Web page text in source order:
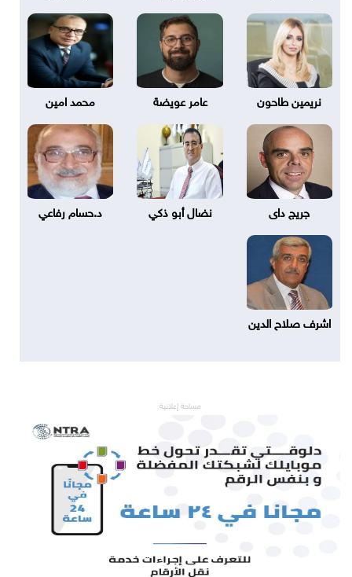
نريمين طاحون عامر عويضة محمد امين
جريج داى نضال أبو ذكي د.حسام رفاعي
اشرف صلاح الدين
مساحة إعلانية